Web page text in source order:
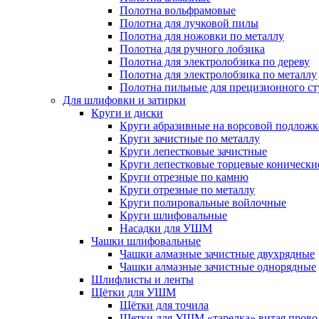
Полотна вольфрамовые
Полотна для лучковой пилы
Полотна для ножовки по металлу
Полотна для ручного лобзика
Полотна для электролобзика по дереву
Полотна для электролобзика по металлу
Полотна пильные для прецизионного
Для шлифовки и затирки
Круги и диски
Круги абразивные на ворсовой
Круги зачистные по металлу
Круги лепестковые зачистные
Круги лепестковые торцевые
Круги отрезные по камню
Круги отрезные по металлу
Круги полировальные войлочные
Круги шлифовальные
Насадки для УШМ
Чашки шлифовальные
Чашки алмазные зачистные двухрядные
Чашки алмазные зачистные однорядные
Шлифлисты и ленты
Щётки для УШМ
Щётки для точила